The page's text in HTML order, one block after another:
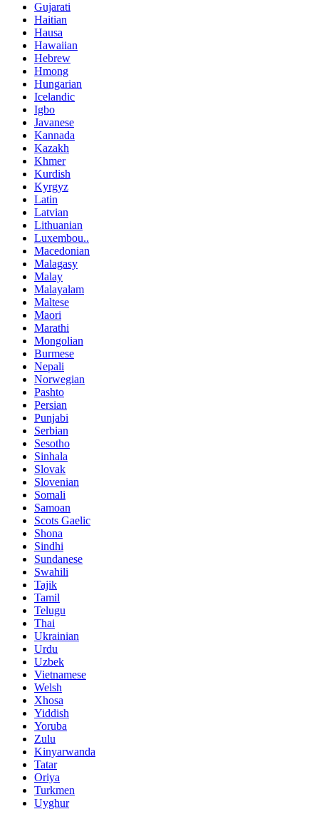
Gujarati
Haitian
Hausa
Hawaiian
Hebrew
Hmong
Hungarian
Icelandic
Igbo
Javanese
Kannada
Kazakh
Khmer
Kurdish
Kyrgyz
Latin
Latvian
Lithuanian
Luxembou..
Macedonian
Malagasy
Malay
Malayalam
Maltese
Maori
Marathi
Mongolian
Burmese
Nepali
Norwegian
Pashto
Persian
Punjabi
Serbian
Sesotho
Sinhala
Slovak
Slovenian
Somali
Samoan
Scots Gaelic
Shona
Sindhi
Sundanese
Swahili
Tajik
Tamil
Telugu
Thai
Ukrainian
Urdu
Uzbek
Vietnamese
Welsh
Xhosa
Yiddish
Yoruba
Zulu
Kinyarwanda
Tatar
Oriya
Turkmen
Uyghur